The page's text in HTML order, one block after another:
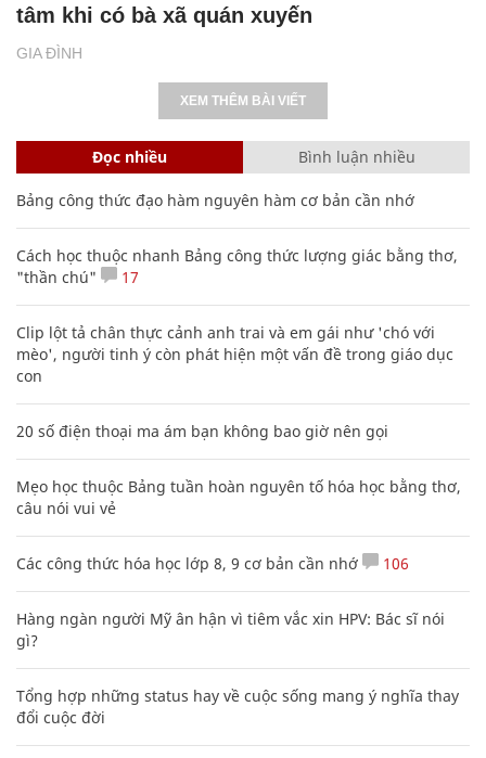
GIA ĐÌNH
tâm khi có bà xã quán xuyến
XEM THÊM BÀI VIẾT
Đọc nhiều Bình luận nhiều
Bảng công thức đạo hàm nguyên hàm cơ bản cần nhớ
Cách học thuộc nhanh Bảng công thức lượng giác bằng thơ,
"thần chú"
17
Clip lột tả chân thực cảnh anh trai và em gái như 'chó với
mèo', người tinh ý còn phát hiện một vấn đề trong giáo dục
con
20 số điện thoại ma ám bạn không bao giờ nên gọi
Mẹo học thuộc Bảng tuần hoàn nguyên tố hóa học bằng thơ,
câu nói vui vẻ
Các công thức hóa học lớp 8, 9 cơ bản cần nhớ 106
Hàng ngàn người Mỹ ân hận vì tiêm vắc xin HPV: Bác sĩ nói
gì?
Tổng hợp những status hay về cuộc sống mang ý nghĩa thay
đổi cuộc đời